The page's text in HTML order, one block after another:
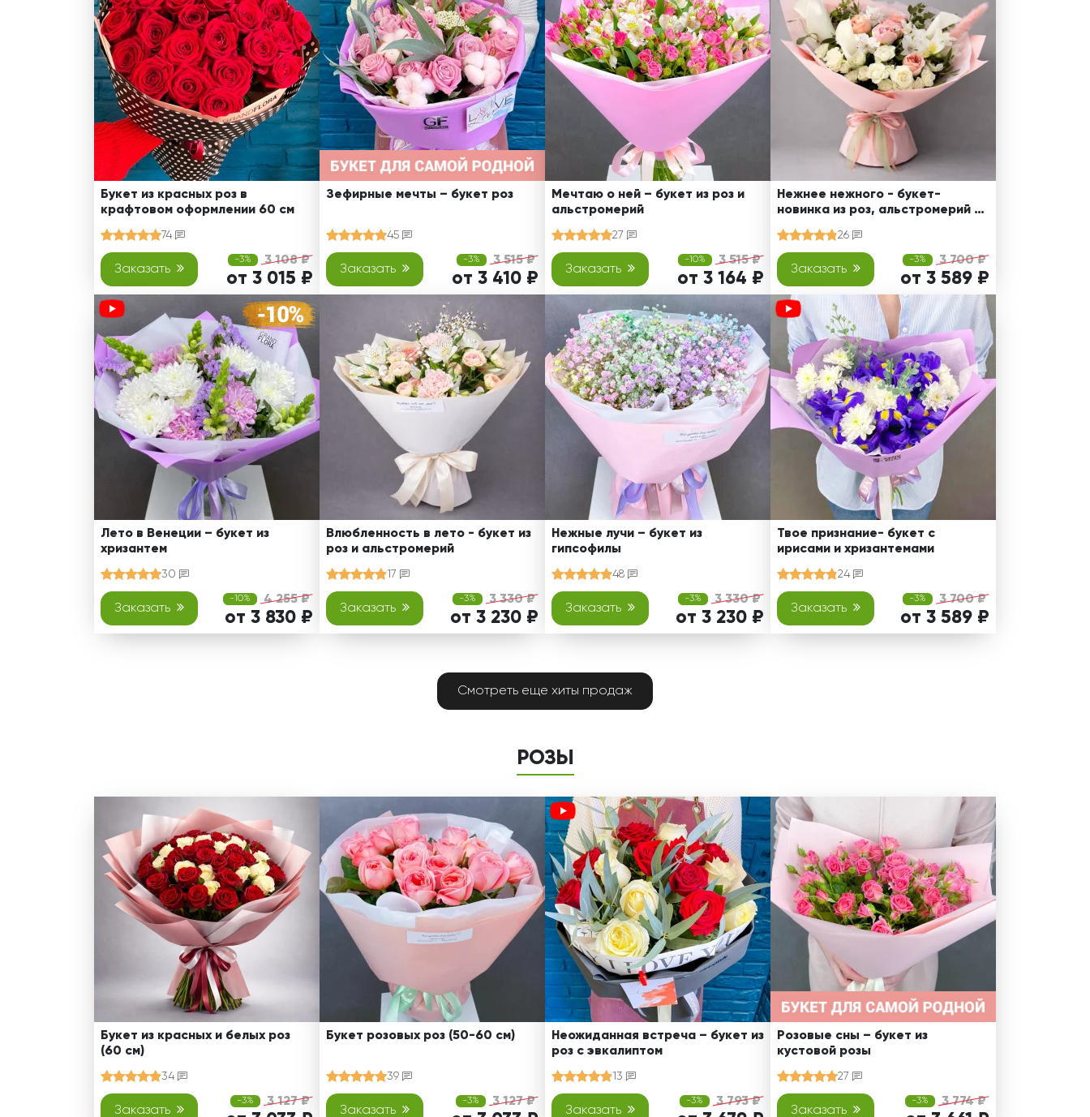
Розы поштучно
5 роз
7 роз
11 роз
15 роз
25 роз
51 роза
101 роза
Розы Гран-При
Корзины с розами
Кустовые розы
Миксы из роз
Сердца из роз
Монобукеты
Разноцветные
Эксклюзивные букеты
Смешанные
Хризантемы
Эустома
Свадьба
Свидание
Спасибо!
Юбилей
Подруге
Сестре
Брату
Врачу
Коллеге
Бабушке
Дедушке
Букет из красных роз в
крафтовом оформлении 60 см
74
Заказать
-3% 3 108 ₽
от 3 015 ₽
Зефирные мечты – букет роз
45
Заказать
-3% 3 515 ₽
от 3 410 ₽
Мечтаю о ней – букет из роз и
альстромерий
27
Заказать
-10% 3 515 ₽
от 3 164 ₽
Нежнее нежного - букет-
новинка из роз, альстромерий и
26
Заказать
-3% 3 700 ₽
от 3 589 ₽
Лето в Венеции – букет из
хризантем
30
Заказать
-10% 4 255 ₽
от 3 830 ₽
Влюбленность в лето - букет из
роз и альстромерий
17
Заказать
-3% 3 330 ₽
от 3 230 ₽
Нежные лучи – букет из
гипсофилы
48
Заказать
-3% 3 330 ₽
от 3 230 ₽
Твое признание- букет с
ирисами и хризантемами
24
Заказать
-3% 3 700 ₽
от 3 589 ₽
Смотреть еще хиты продаж
РОЗЫ
Букет из красных и белых роз
(60 см)
34
Заказать
-3% 3 127 ₽
Букет розовых роз (50-60 см)
39
Заказать
-3% 3 127 ₽
Неожиданная встреча – букет из
роз с эвкалиптом
13
Заказать
-3% 3 793 ₽
Розовые сны – букет из
кустовой розы
27
Заказать
-3% 3 774 ₽